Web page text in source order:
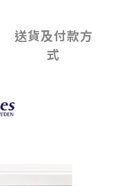
送貨及付款方
式